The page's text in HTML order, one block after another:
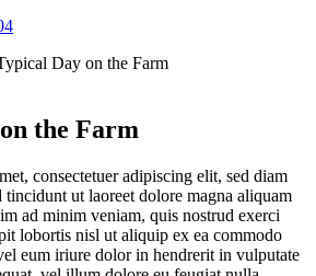
Day on the Farm
the Farm
consectetuer adipiscing elit, sed diam
ut laoreet dolore magna aliquam
ad minim veniam, quis nostrud exerci
lobortis nisl ut aliquip ex ea commodo
eum iriure dolor in hendrerit in vulputate